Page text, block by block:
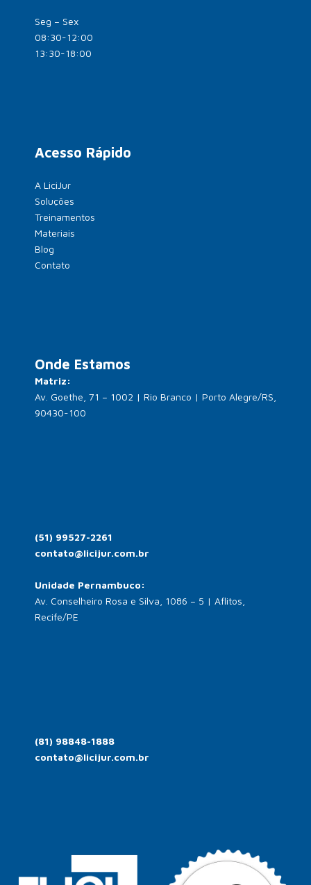
Seg – Sex
08:30-12:00
13:30-18:00
Acesso Rápido
A LiciJur
Soluções
Treinamentos
Materiais
Blog
Contato
Onde Estamos
Matriz:
Av. Goethe, 71 – 1002 | Rio Branco | Porto Alegre/RS,
90430-100
(51) 99527-2261
contato@licijur.com.br
Unidade Pernambuco:
Av. Conselheiro Rosa e Silva, 1086 – 5 | Aflitos,
Recife/PE
(81) 98848-1888
contato@licijur.com.br